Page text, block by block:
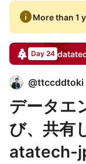
infoMore than 1
Day 24
@ttccddtoki
データエ
び、共有
atatech-